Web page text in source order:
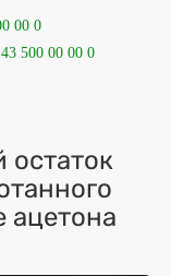
00 0
500 00 00 0
остаток
ацетона